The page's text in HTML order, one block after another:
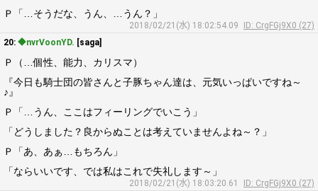
Ｐ「…そうだな、うん、…うん？」
2018/02/21(水) 18:02:54.09
ID: CrgFGj9X0 (27)
20: ◆nvrVoonYD. [saga]
Ｐ（…個性、能力、カリスマ）
『今日も騎士団の皆さんと子豚ちゃん達は、元気いっぱいですね～
♪』
Ｐ「…うん、ここはフィーリングでいこう」
「どうしました？良からぬことは考えていませんよね～？」
Ｐ「あ、あぁ…もちろん」
「ならいいです、では私はこれで失礼します～」
2018/02/21(水) 18:03:20.61
ID: CrgFGj9X0 (27)